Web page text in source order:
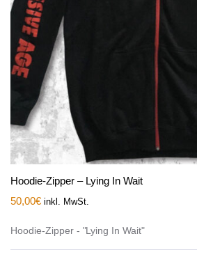
Hoodie-Zipper – Lying In Wait
50,00€ inkl. MwSt.
Hoodie-Zipper - "Lying In Wait"